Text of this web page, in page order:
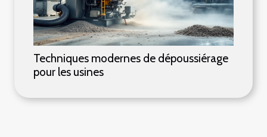
Techniques modernes de dépoussiérage
pour les usines